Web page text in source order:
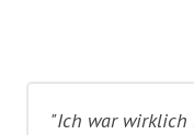
"Ich war wirklich